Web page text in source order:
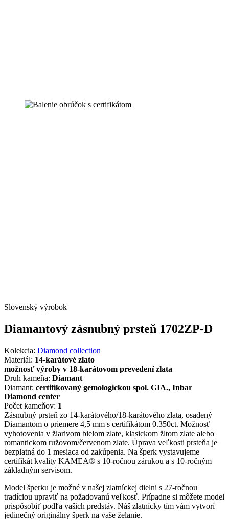
Slovenský výrobok
Diamantový zásnubný prsteň 1702ZP-D
Kolekcia: Diamond collection
Materiál: 14-karátové zlato
možnosť výroby v 18-karátovom prevedení zlata
Druh kameňa: Diamant
Diamant: certifikovaný gemologickou spol. GIA., Inbar
Diamond center
Počet kameňov: 1
Zásnubný prsteň zo 14-karátového/18-karátového zlata, osadený
Diamantom o priemere 4,5 mm s certifikátom 0.350ct. Možnosť
vyhotovenia v žiarivom bielom zlate, klasickom žltom zlate alebo
romantickom ružovom/červenom zlate. Úprava veľkosti prsteňa je
bezplatná do 1 mesiaca od zakúpenia. Na šperk vystavujeme
certifikát kvality KAMEA® s 10-ročnou zárukou a s 10-ročným
základným servisom.
Model šperku je možné v našej zlatníckej dielni s 27-ročnou
tradíciou upraviť na požadovanú veľkosť. Prípadne si môžete model
prispôsobiť podľa vašich predstáv. Náš zlatnícky tím vám vytvorí
jedinečný originálny šperk na vaše želanie.